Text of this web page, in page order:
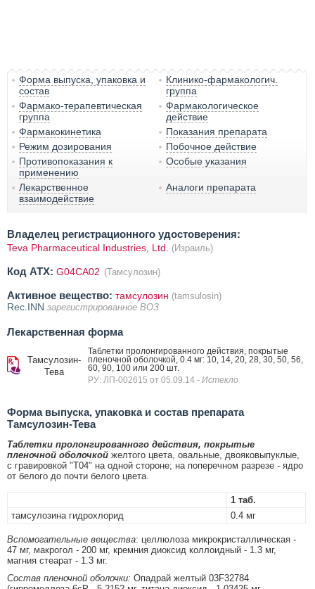
Форма выпуска, упаковка и
состав
Клинико-фармакологич.
группа
Фармако-терапевтическая
группа
Фармакологическое
действие
Фармакокинетика
Показания препарата
Режим дозирования
Побочное действие
Противопоказания к
применению
Особые указания
Лекарственное
взаимодействие
Аналоги препарата
Владелец регистрационного удостоверения:
Teva Pharmaceutical Industries, Ltd. (Израиль)
Код ATX: G04CA02 (Тамсулозин)
Активное вещество: тамсулозин (tamsulosin)
Rec.INN зарегистрированное ВОЗ
Лекарственная форма
Тамсулозин-
Тева
Таблетки пролонгированного действия, покрытые
пленочной оболочкой, 0.4 мг: 10, 14, 20, 28, 30, 50, 56,
60, 90, 100 или 200 шт.
РУ: ЛП-002615 от 05.09.14 - Истекло
Форма выпуска, упаковка и состав препарата
Тамсулозин-Тева
Таблетки пролонгированного действия, покрытые
пленочной оболочкой желтого цвета, овальные, двояковыпуклые,
с гравировкой "T04" на одной стороне; на поперечном разрезе - ядро
от белого до почти белого цвета.
1 таб.
тамсулозина гидрохлорид
0.4 мг
Вспомогательные вещества: целлюлоза микрокристаллическая -
47 мг, макрогол - 200 мг, кремния диоксид коллоидный - 1.3 мг,
магния стеарат - 1.3 мг.
Состав пленочной оболочки: Опадрай желтый 03F32784